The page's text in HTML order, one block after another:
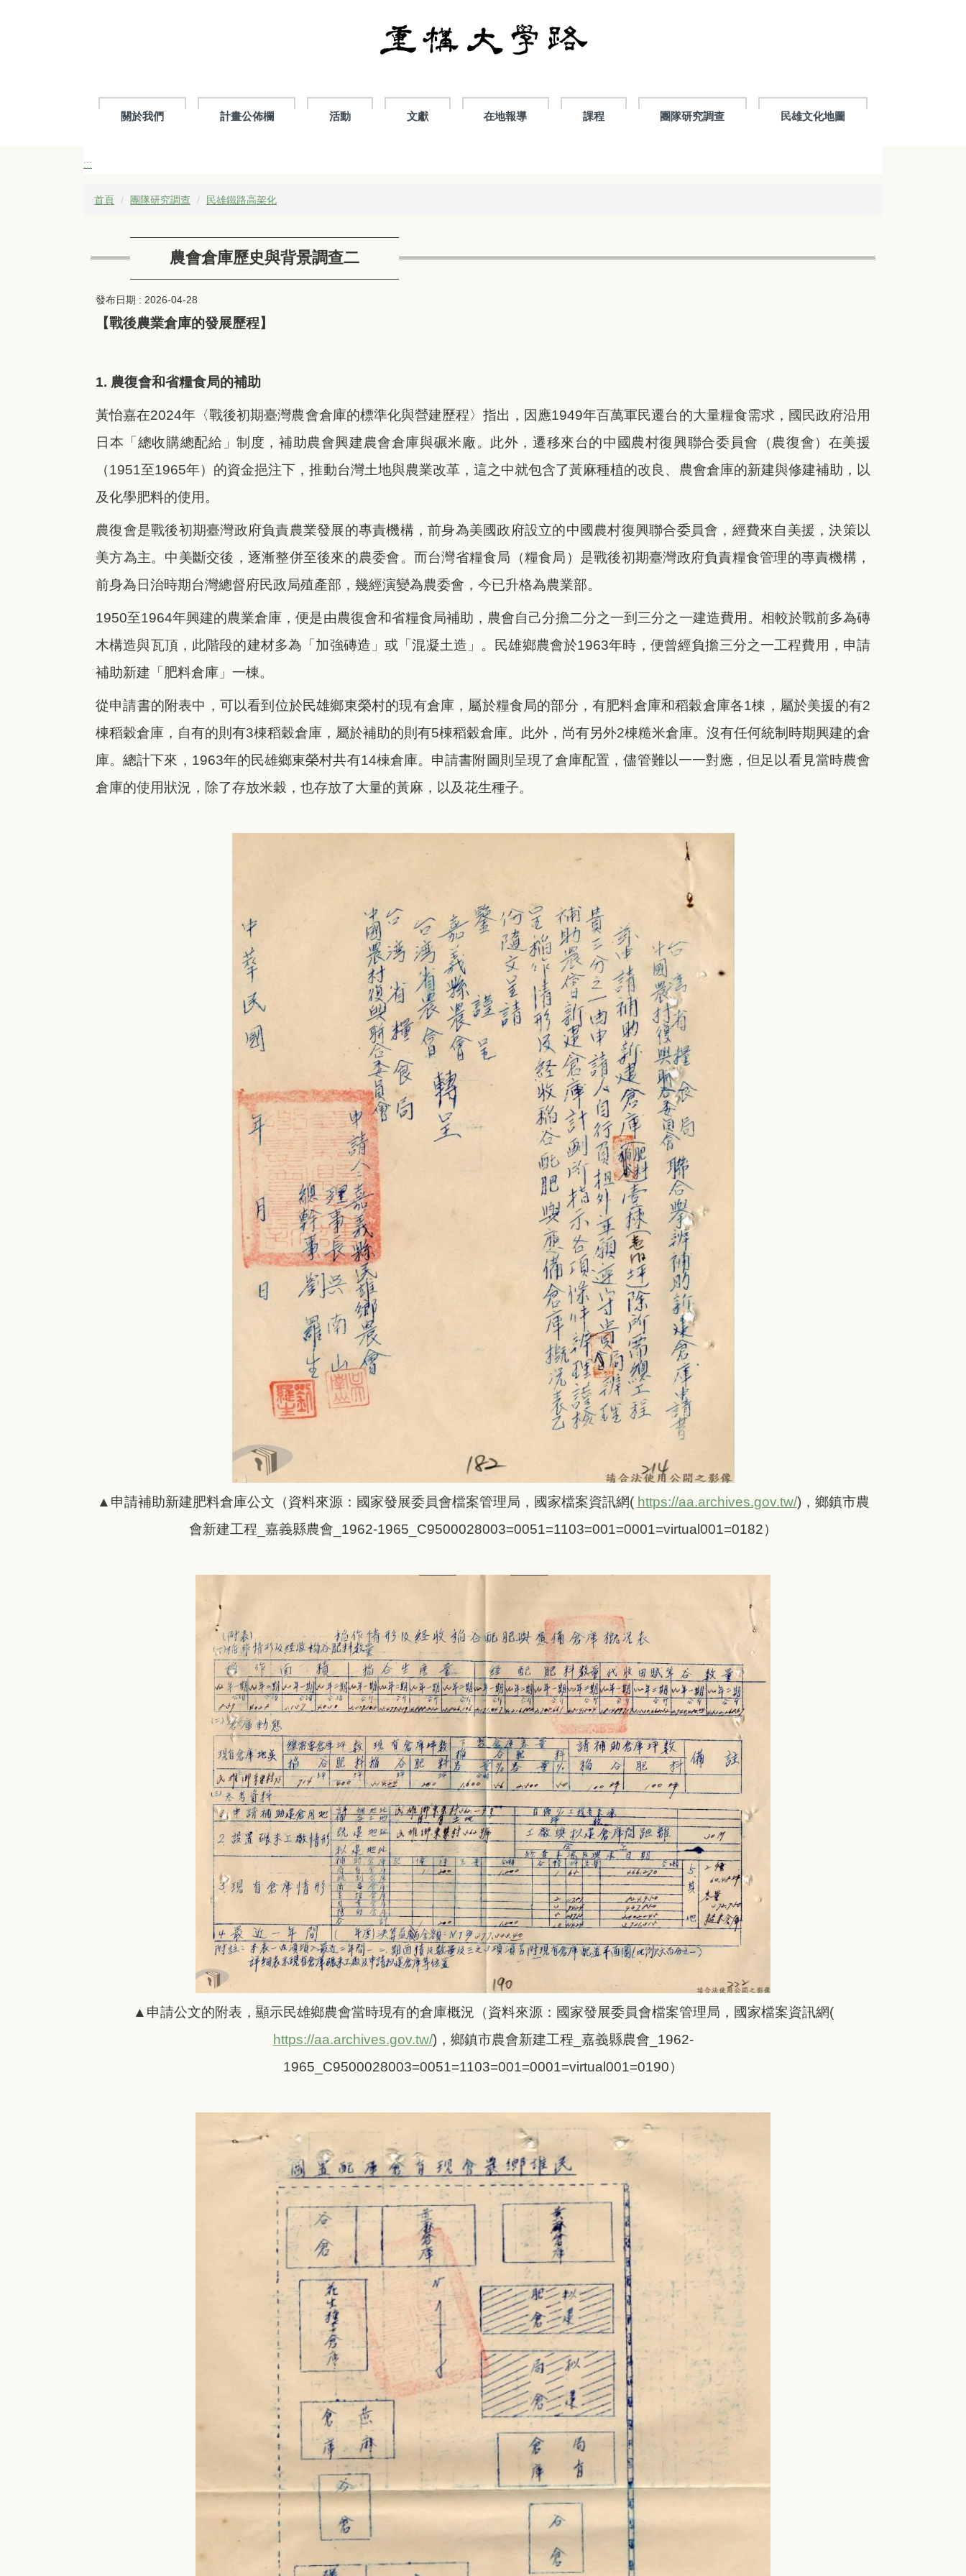
關於我們 計畫公佈欄 活動 文獻 在地報導 課程 團隊研究調查 民雄文化地圖
:::
首頁 團隊研究調查 民雄鐵路高架化
農會倉庫歷史與背景調查二
發布日期 : 2026-04-28
【戰後農業倉庫的發展歷程】
1. 農復會和省糧食局的補助
黃怡嘉在2024年〈戰後初期臺灣農會倉庫的標準化與營建歷程〉指出，因應1949年百萬軍民遷台的大量糧食需求，國民政府沿用
日本「總收購總配給」制度，補助農會興建農會倉庫與碾米廠。此外，遷移來台的中國農村復興聯合委員會（農復會） 在美援
（1951至1965年）的資金挹注下，推動台灣土地與農業改革，這之中就包含了黃麻種植的改良、農會倉庫的新建與修建補助，以
及化學肥料的使用。
農復會是戰後初期臺灣政府負責農業發展的專責機構，前身為美國政府設立的中國農村復興聯合委員會，經費來自美援，決策以
美方為主。中美斷交後，逐漸整併至後來的農委會。而台灣省糧食局（糧食局）是戰後初期臺灣政府負責糧食管理的專責機構，
前身為日治時期台灣總督府民政局殖產部，幾經演變為農委會，今已升格為農業部。
1950至1964年興建的農業倉庫，便是由農復會和省糧食局補助，農會自己分擔二分之一到三分之一建造費用。相較於戰前多為磚
木構造與瓦頂，此階段的建材多為「加強磚造」或「混凝土造」。民雄鄉農會於1963年時，便曾經負擔三分之一工程費用，申請
補助新建「肥料倉庫」一棟。
從申請書的附表中，可以看到位於民雄鄉東榮村的現有倉庫，屬於糧食局的部分，有肥料倉庫和稻穀倉庫各1棟，屬於美援的有2
棟稻穀倉庫，自有的則有3棟稻穀倉庫，屬於補助的則有5棟稻穀倉庫。此外，尚有另外2棟糙米倉庫。沒有任何統制時期興建的倉
庫。總計下來，1963年的民雄鄉東榮村共有14棟倉庫。申請書附圖則呈現了倉庫配置，儘管難以一一對應，但足以看見當時農會
倉庫的使用狀況，除了存放米穀，也存放了大量的黃麻，以及花生種子。
▲申請補助新建肥料倉庫公文（資料來源： 國家發展委員會檔案管理局，國家檔案資訊網( https://aa.archives.gov.tw/) ，鄉鎮市農
會新建工程_嘉義縣農會_1962-1965_C9500028003=0051=1103=001=0001=virtual001=0182）
▲申請公文的附表，顯示民雄鄉農會當時現有的倉庫概況（資料來源： 國家發展委員會檔案管理局，國家檔案資訊網(
https://aa.archives.gov.tw/) ，鄉鎮市農會新建工程_嘉義縣農會_1962-
1965_C9500028003=0051=1103=001=0001=virtual001=0190）